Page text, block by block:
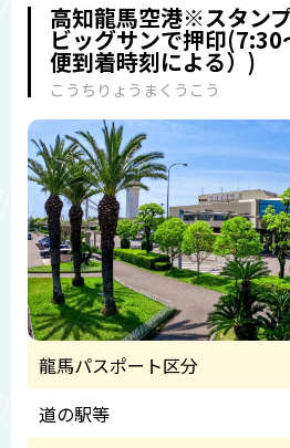
高知龍馬空港※スタンプ
ビッグサンで押印
便到着時刻による）)
こうちりょうまくうこう
龍馬パスポート区分
道の駅等